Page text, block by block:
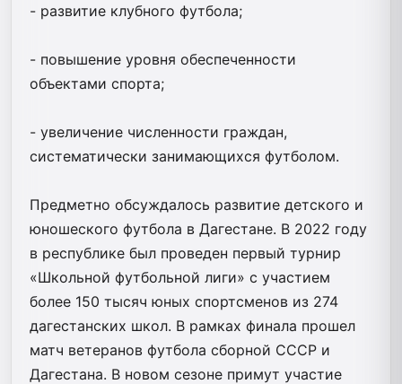
- развитие клубного футбола;
- повышение уровня обеспеченности
объектами спорта;
- увеличение численности граждан,
систематически занимающихся футболом.
Предметно обсуждалось развитие детского и
юношеского футбола в Дагестане. В 2022 году
в республике был проведен первый турнир
«Школьной футбольной лиги» с участием
более 150 тысяч юных спортсменов из 274
дагестанских школ. В рамках финала прошел
матч ветеранов футбола сборной СССР и
Дагестана. В новом сезоне примут участие